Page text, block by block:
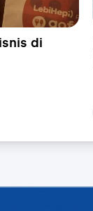
di